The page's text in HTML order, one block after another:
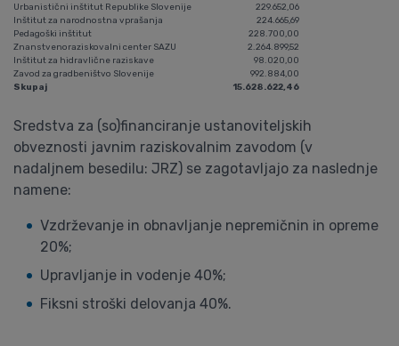
Urbanistični inštitut Republike Slovenije
229.652,06
Inštitut za narodnostna vprašanja
224.665,69
Pedagoški inštitut
228.700,00
Znanstvenoraziskovalni center SAZU
2.264.899,52
Inštitut za hidravlične raziskave
98.020,00
Zavod za gradbeništvo Slovenije
992.884,00
Skupaj
15.628.622,46
Sredstva za (so)financiranje ustanoviteljskih
obveznosti javnim raziskovalnim zavodom (v
nadaljnem besedilu: JRZ) se zagotavljajo za naslednje
namene:
Vzdrževanje in obnavljanje nepremičnin in opreme
20%;
Upravljanje in vodenje 40%;
Fiksni stroški delovanja 40%.